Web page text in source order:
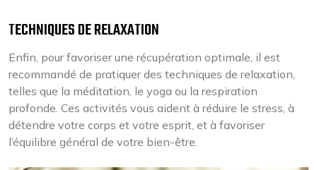
TECHNIQUES DE RELAXATION
Enfin, pour favoriser une récupération optimale, il est
recommandé de pratiquer des techniques de relaxation,
telles que la méditation, le yoga ou la respiration
profonde. Ces activités vous aident à réduire le stress, à
détendre votre corps et votre esprit, et à favoriser
l’équilibre général de votre bien-être.